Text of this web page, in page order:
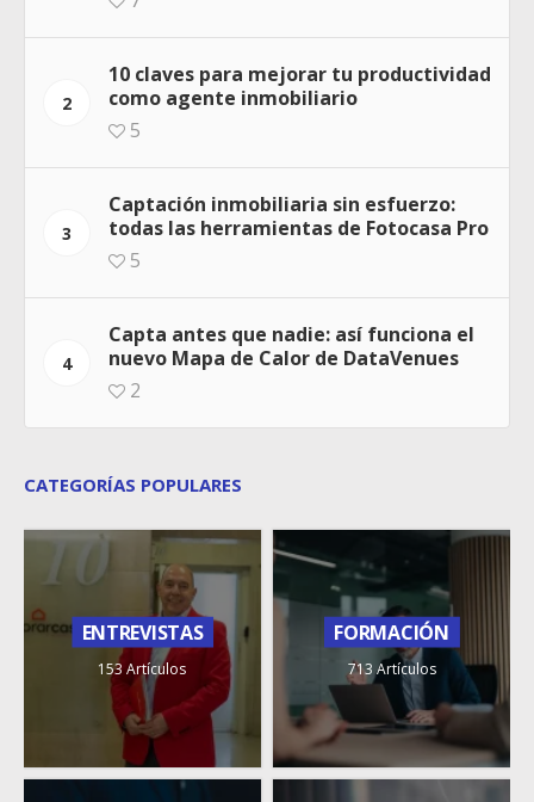
2
10 claves para mejorar tu productividad
como agente inmobiliario
5
3
Captación inmobiliaria sin esfuerzo:
todas las herramientas de Fotocasa Pro
5
4
Capta antes que nadie: así funciona el
nuevo Mapa de Calor de DataVenues
2
CATEGORÍAS POPULARES
ENTREVISTAS
153 Artículos
FORMACIÓN
713 Artículos